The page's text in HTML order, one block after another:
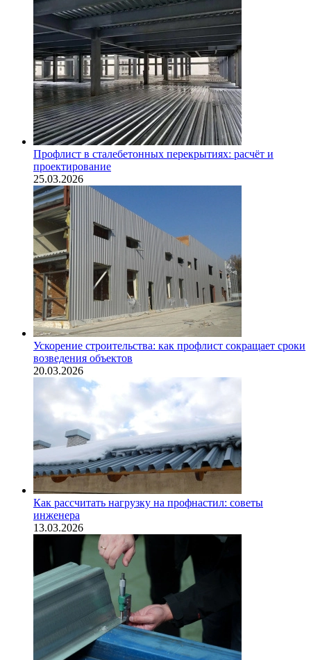
Профлист в сталебетонных перекрытиях: расчёт и
проектирование
25.03.2026
Ускорение строительства: как профлист сокращает сроки
возведения объектов
20.03.2026
Как рассчитать нагрузку на профнастил: советы
инженера
13.03.2026